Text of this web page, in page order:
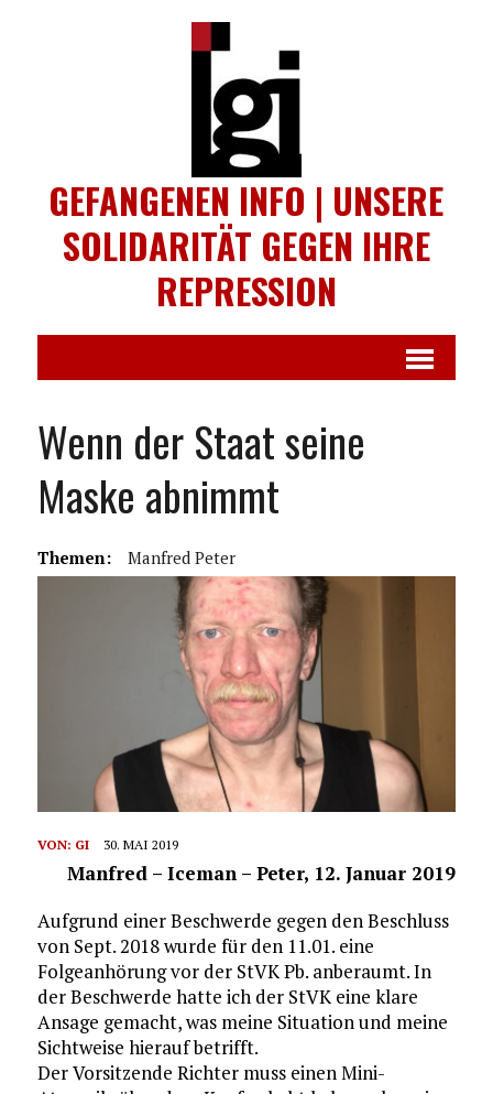
GEFANGENEN INFO | UNSERE
SOLIDARITÄT GEGEN IHRE
REPRESSION
Wenn der Staat seine
Maske abnimmt
Themen: Manfred Peter
VON: GI 30. MAI 2019
Manfred – Iceman – Peter, 12. Januar 2019
Aufgrund einer Beschwerde gegen den Beschluss
von Sept. 2018 wurde für den 11.01. eine
Folgeanhörung vor der StVK Pb. anberaumt. In
der Beschwerde hatte ich der StVK eine klare
Ansage gemacht, was meine Situation und meine
Sichtweise hierauf betrifft.
Der Vorsitzende Richter muss einen Mini-